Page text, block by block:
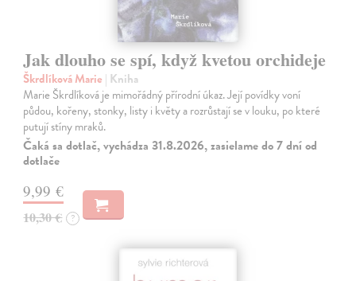
Jak dlouho se spí, když kvetou orchideje
Škrdlíková Marie | Kniha
Marie Škrdlíková je mimořádný přírodní úkaz. Její povídky voní
půdou, kořeny, stonky, listy i květy a rozrůstají se v louku, po které
putují stíny mraků.
Čaká sa dotlač, vychádza 31.8.2026, zasielame do 7 dní od
dotlače
9,99 €
10,30 € ?